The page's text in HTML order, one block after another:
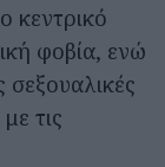
κεντρικό
φοβία, ενώ
σεξουαλικές
τις